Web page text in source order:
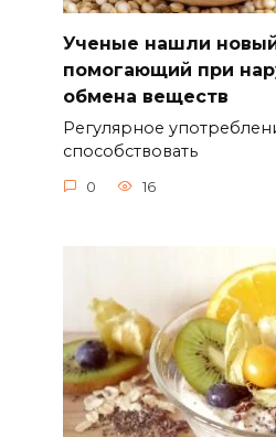
Ученые нашли
помогающий при
обмена веществ
Регулярное
способствовать
0 16